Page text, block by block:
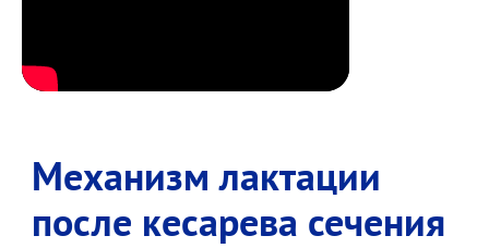
Механизм лактации
после кесарева сечения